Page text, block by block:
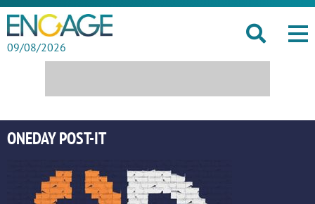
09/08/2026
ONEDAY POST-IT